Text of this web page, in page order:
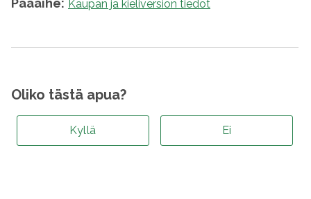
Pääaihe: Kaupan ja kieliversion tiedot
Oliko tästä apua?
Kyllä Ei